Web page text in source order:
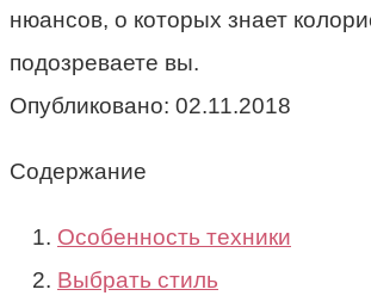
нюансов, о которых знает
подозреваете вы.
Опубликовано: 02.11.2018
Содержание
Особенность техники
Выбрать стиль